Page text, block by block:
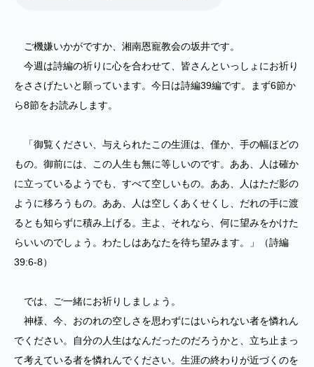
ご機嫌いかがですか、湘南恩寵教会の坂井です。
今週は詩編の祈りに心を合わせて、皆さんといっしょにお祈り
をささげたいと願っています。今日は詩編39編です。まず6節か
ら8節をお読みします。
「御覧ください、与えられたこの生涯は、僅か、手の幅ほどの
もの。御前には、この人生も無に等しいのです。ああ、人は確か
に立っているようでも、すべて空しいもの。ああ、人はただ影の
ように移ろうもの。ああ、人は空しくあくせくし、だれの手に渡
るとも知らずに積み上げる。主よ、それなら、何に望みをかけた
らいいのでしょう。わたしはあなたを待ち望みます。」（詩編
39:6-8）
では、ご一緒にお祈りしましょう。
神様、今、おのれの空しさを思わずにはいられない者を憐れん
でください。自分の人生はなんだったのだろうかと、立ち止まっ
て考えている者を憐れんでください。生涯の終わりが近づくのを